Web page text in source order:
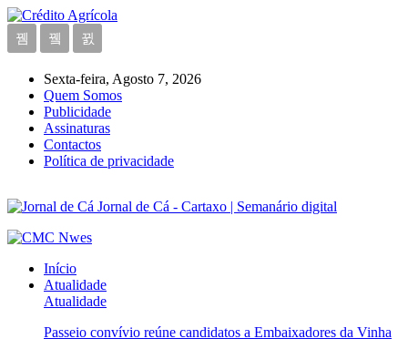
Sexta-feira, Agosto 7, 2026
Quem Somos
Publicidade
Assinaturas
Contactos
Política de privacidade
Jornal de Cá - Cartaxo | Semanário digital
Início
Atualidade
Atualidade
Passeio convívio reúne candidatos a Embaixadores da Vinha